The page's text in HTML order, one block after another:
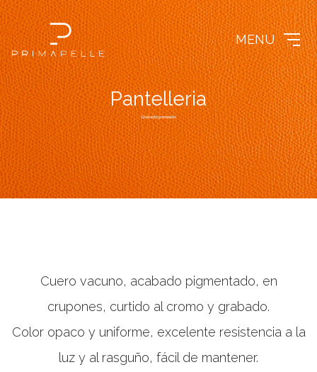
MENU
Grabado graneado
Pantelleria
Cuero vacuno, acabado pigmentado, en
crupones, curtido al cromo y grabado.
Color opaco y uniforme, excelente resistencia a la
luz y al rasguño, fácil de mantener.